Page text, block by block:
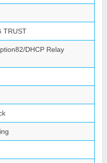
TRUST
DHCP Relay